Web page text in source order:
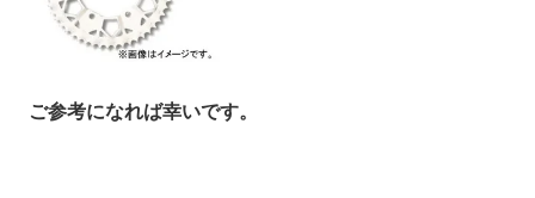
ご参考になれば幸いです。